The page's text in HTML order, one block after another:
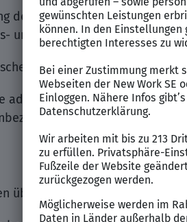
der Einkaufsprozesse sowie
und Betriebskosten
Beratung und enge
administrativer Aufgaben
und
über eine abgeschlossene